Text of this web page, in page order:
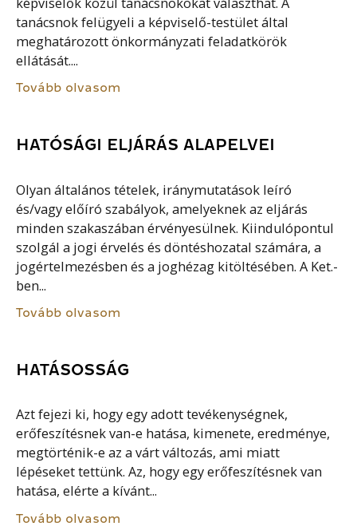
tanácsnok felügyeli a képviselő-testület által
meghatározott önkormányzati feladatkörök
ellátását....
Tovább olvasom
HATÓSÁGI ELJÁRÁS ALAPELVEI
Olyan általános tételek, iránymutatások leíró
és/vagy előíró szabályok, amelyeknek az eljárás
minden szakaszában érvényesülnek. Kiindulópontul
szolgál a jogi érvelés és döntéshozatal számára, a
jogértelmezésben és a joghézag kitöltésében. A Ket.-
ben...
Tovább olvasom
HATÁSOSSÁG
Azt fejezi ki, hogy egy adott tevékenységnek,
erőfeszítésnek van-e hatása, kimenete, eredménye,
megtörténik-e az a várt változás, ami miatt
lépéseket tettünk. Az, hogy egy erőfeszítésnek van
hatása, elérte a kívánt...
Tovább olvasom